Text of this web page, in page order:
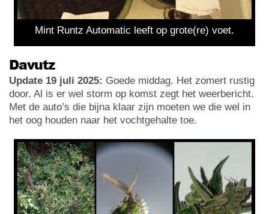
Mint Runtz Automatic leeft op grote(re) voet.
Davutz
Update 19 juli 2025: Goede middag. Het zomert rustig
door. Al is er wel storm op komst zegt het weerbericht.
Met de auto’s die bijna klaar zijn moeten we die wel in
het oog houden naar het vochtgehalte toe.